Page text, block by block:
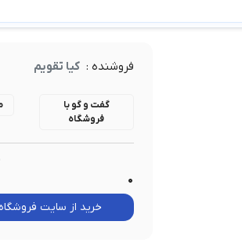
فروشنده : کیا تقویم
گفت و گو با
فروشگاه
0
خرید از سایت